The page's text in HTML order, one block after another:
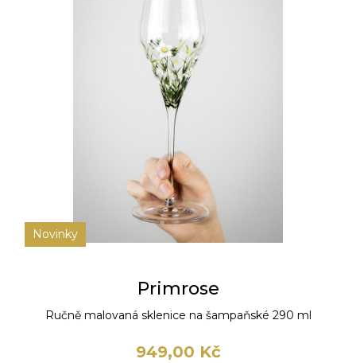
Novinky
Primrose
Ručně malovaná sklenice na šampaňské 290 ml
949,00 Kč